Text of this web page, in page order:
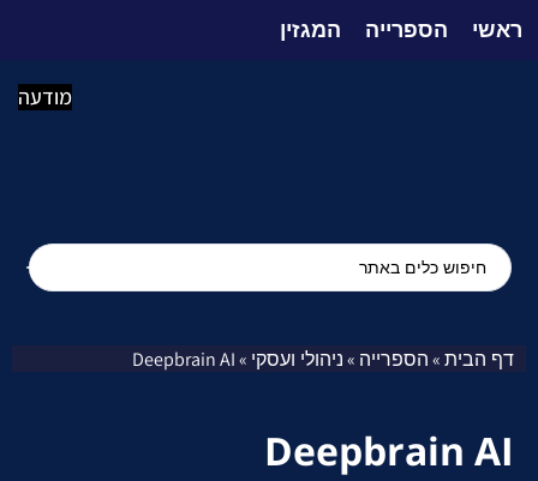
ראשי הספרייה המגזין
מודעה
דף הבית»הספרייה »ניהולי ועסקי »
Deepbrain AI
Deepbrain AI